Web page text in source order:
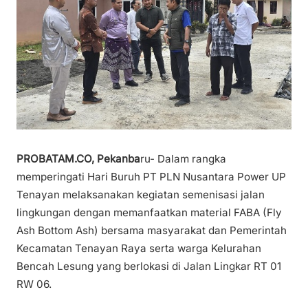
PROBATAM.CO, Pekanbaru- Dalam rangka
memperingati Hari Buruh PT PLN Nusantara Power UP
Tenayan melaksanakan kegiatan semenisasi jalan
lingkungan dengan memanfaatkan material FABA (Fly
Ash Bottom Ash) bersama masyarakat dan Pemerintah
Kecamatan Tenayan Raya serta warga Kelurahan
Bencah Lesung yang berlokasi di Jalan Lingkar RT 01
RW 06.